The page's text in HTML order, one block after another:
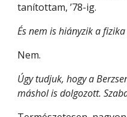
tanítottam, ’78-ig.
És nem is hiányzik a
Nem.
Úgy tudjuk, hogy a
máshol is dolgozott.